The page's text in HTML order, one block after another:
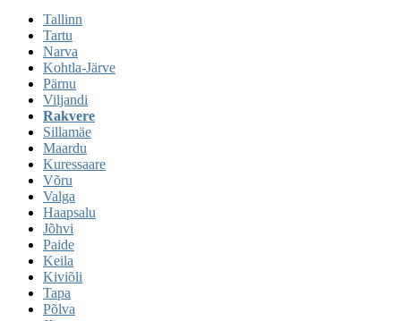
Tallinn
Tartu
Narva
Kohtla-Järve
Pärnu
Viljandi
Rakvere
Sillamäe
Maardu
Kuressaare
Võru
Valga
Haapsalu
Jõhvi
Paide
Keila
Kiviõli
Tapa
Põlva